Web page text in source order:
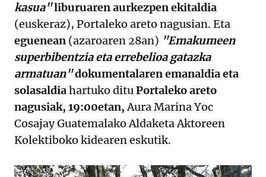
kasua"liburuaren aurkezpen ekitaldia
(euskeraz), Portaleko areto nagusian. Eta
eguenean (azaroaren 28an) "Emakumeen
superbibentzia eta errebelioa gatazka
armatuan"dokumentalaren emanaldia eta
solasaldiahartuko dituPortaleko areto
nagusiak, 19:00etan,Aura Marina Yoc
Cosajay Guatemalako Aldaketa Aktoreen
Kolektiboko kidearen eskutik.